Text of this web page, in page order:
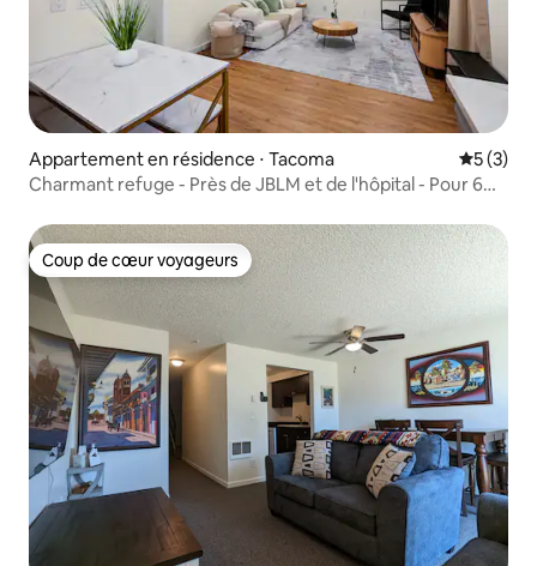
Appartement en résidence ⋅ Tacoma
5 (3)
Charmant refuge - Près de JBLM et de l'hôpital - Pour 6
Coup de cœur voyageurs
Coup de cœur voyageurs